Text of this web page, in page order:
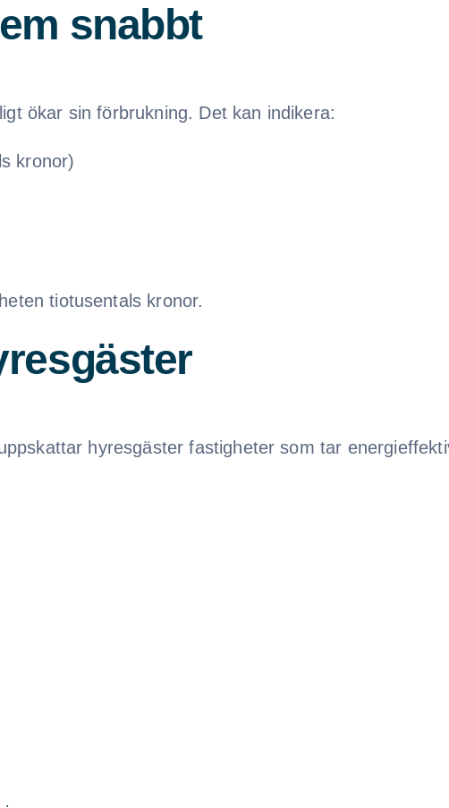
snabbt
ökar sin förbrukning. Det kan indikera:
kronor)
tiotusentals kronor.
hyresgäster fastigheter som tar